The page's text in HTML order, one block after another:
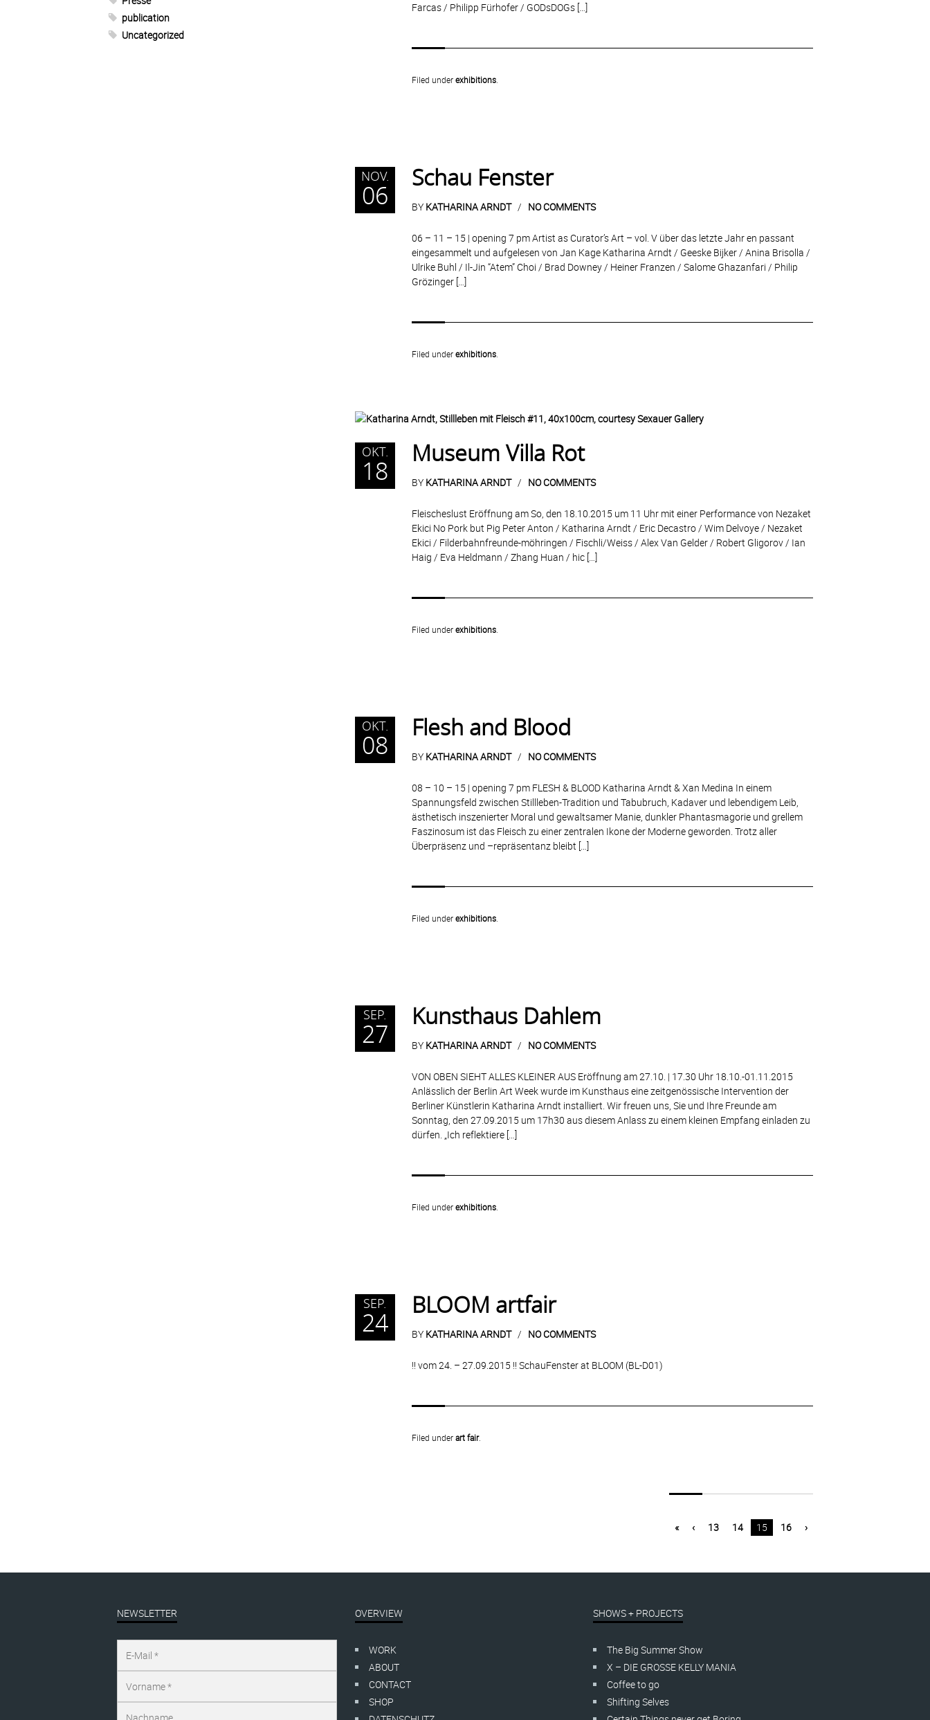
Farcas / Philipp Fürhofer / GODsDOGs […]
Filed underexhibitions.
NOV.
06
Schau Fenster
BY KATHARINA ARNDT NO COMMENTS
06 – 11 – 15 | opening 7 pm Artist as Curator’s Art – vol. V über das letzte Jahr en passant
eingesammelt und aufgelesen von Jan Kage Katharina Arndt / Geeske Bijker / Anina Brisolla /
Ulrike Buhl / Il-Jin “Atem” Choi / Brad Downey / Heiner Franzen / Salome Ghazanfari / Philip
Grözinger […]
Filed underexhibitions.
OKT.
18
Museum Villa Rot
BY KATHARINA ARNDT NO COMMENTS
Fleischeslust Eröffnung am So, den 18.10.2015 um 11 Uhr mit einer Performance von Nezaket
Ekici No Pork but Pig Peter Anton / Katharina Arndt / Eric Decastro / Wim Delvoye / Nezaket
Ekici / Filderbahnfreunde-möhringen / Fischli/Weiss / Alex Van Gelder / Robert Gligorov / Ian
Haig / Eva Heldmann / Zhang Huan / hic […]
Filed underexhibitions.
OKT.
08
Flesh and Blood
BY KATHARINA ARNDT NO COMMENTS
08 – 10 – 15 | opening 7 pm FLESH & BLOOD Katharina Arndt & Xan Medina In einem
Spannungsfeld zwischen Stillleben-Tradition und Tabubruch, Kadaver und lebendigem Leib,
ästhetisch inszenierter Moral und gewaltsamer Manie, dunkler Phantasmagorie und grellem
Faszinosum ist das Fleisch zu einer zentralen Ikone der Moderne geworden. Trotz aller
Überpräsenz und –repräsentanz bleibt […]
Filed underexhibitions.
SEP.
27
Kunsthaus Dahlem
BY KATHARINA ARNDT NO COMMENTS
VON OBEN SIEHT ALLES KLEINER AUS Eröffnung am 27.10. | 17.30 Uhr 18.10.-01.11.2015
Anlässlich der Berlin Art Week wurde im Kunsthaus eine zeitgenössische Intervention der
Berliner Künstlerin Katharina Arndt installiert. Wir freuen uns, Sie und Ihre Freunde am
Sonntag, den 27.09.2015 um 17h30 aus diesem Anlass zu einem kleinen Empfang einladen zu
dürfen. „Ich reflektiere […]
Filed underexhibitions.
SEP.
24
BLOOM artfair
BY KATHARINA ARNDT NO COMMENTS
!! vom 24. – 27.09.2015 !! SchauFenster at BLOOM (BL-D01)
Filed underart fair.
« ‹ 13 14 15 16 ›
publication
Uncategorized
NEWSLETTER OVERVIEW
WORK
ABOUT
CONTACT
SHOP
SHOWS + PROJECTS
The Big Summer Show
X – DIE GROSSE KELLY MANIA
Coffee to go
Shifting Selves